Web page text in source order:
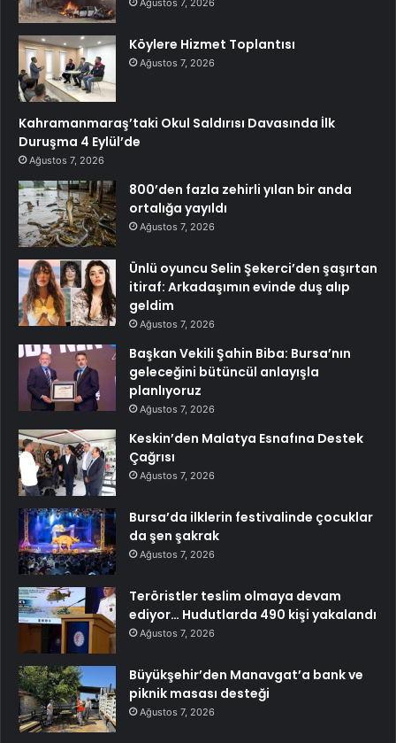
Ağustos 7, 2026
Köylere Hizmet Toplantısı
Ağustos 7, 2026
Kahramanmaraş’taki Okul Saldırısı Davasında İlk
Duruşma 4 Eylül’de
Ağustos 7, 2026
800’den fazla zehirli yılan bir anda
ortalığa yayıldı
Ağustos 7, 2026
Ünlü oyuncu Selin Şekerci’den şaşırtan
itiraf: Arkadaşımın evinde duş alıp
geldim
Ağustos 7, 2026
Başkan Vekili Şahin Biba: Bursa’nın
geleceğini bütüncül anlayışla
planlıyoruz
Ağustos 7, 2026
Keskin’den Malatya Esnafına Destek
Çağrısı
Ağustos 7, 2026
Bursa’da ilklerin festivalinde çocuklar
da şen şakrak
Ağustos 7, 2026
Teröristler teslim olmaya devam
ediyor… Hudutlarda 490 kişi yakalandı
Ağustos 7, 2026
Büyükşehir’den Manavgat’a bank ve
piknik masası desteği
Ağustos 7, 2026